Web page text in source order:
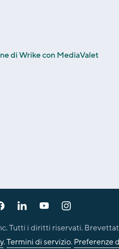
di Wrike con MediaValet
Tutti i diritti riservati.
.Termini di servizio.Preferenze